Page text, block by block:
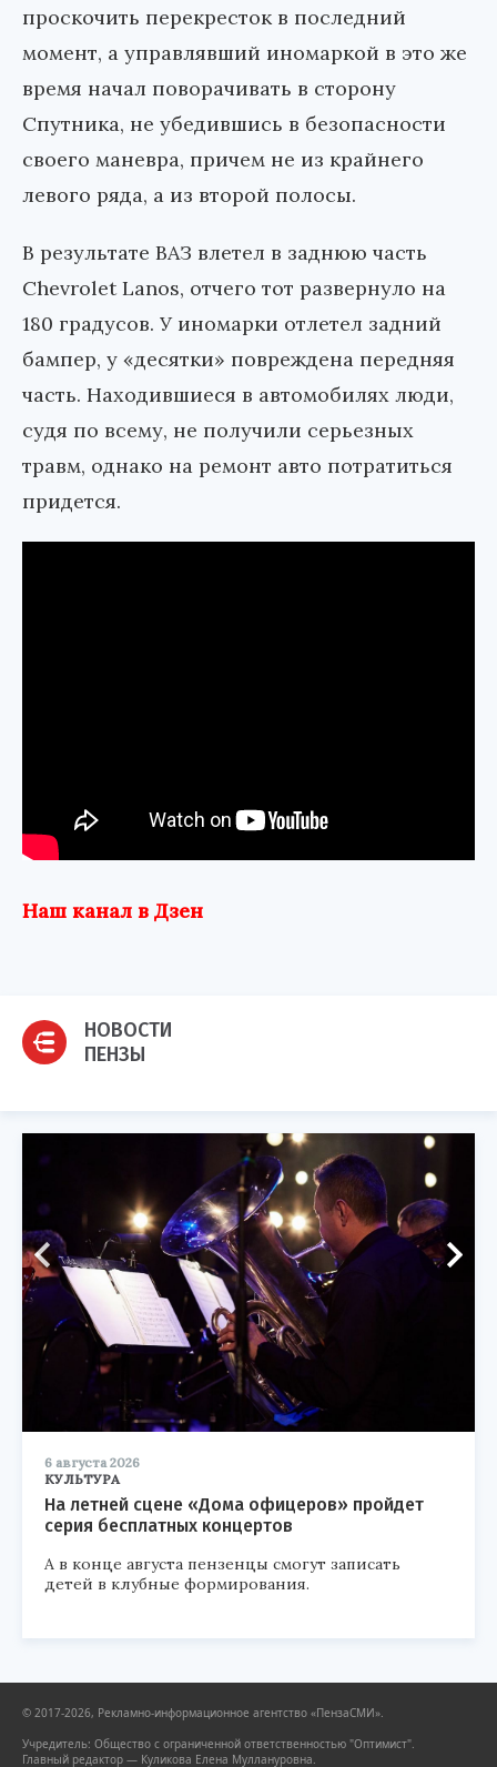
проскочить перекресток в последний
момент, а управлявший иномаркой в это же
время начал поворачивать в сторону
Спутника, не убедившись в безопасности
своего маневра, причем не из крайнего
левого ряда, а из второй полосы.
В результате ВАЗ влетел в заднюю часть
Chevrolet Lanos, отчего тот развернуло на
180 градусов. У иномарки отлетел задний
бампер, у «десятки» повреждена передняя
часть. Находившиеся в автомобилях люди,
судя по всему, не получили серьезных
травм, однако на ремонт авто потратиться
придется.
Наш канал в Дзен
НОВОСТИ
ПЕНЗЫ
6 августа 2026
КУЛЬТУРА
На летней сцене «Дома офицеров» пройдет
серия бесплатных концертов
А в конце августа пензенцы смогут записать
детей в клубные формирования.
© 2017-2026, Рекламно-информационное агентство «ПензаСМИ».
Учредитель: Общество с ограниченной ответственностью "Оптимист".
Главный редактор — Куликова Елена Муллануровна.